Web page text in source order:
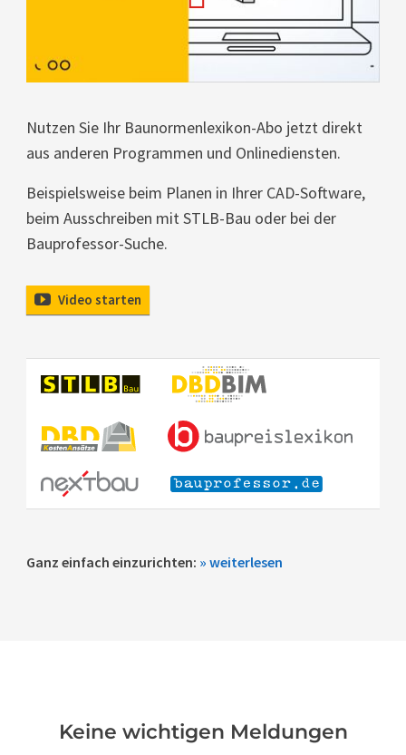
Nutzen Sie Ihr Baunormenlexikon-Abo jetzt direkt
aus anderen Programmen und Onlinediensten.
Beispielsweise beim Planen in Ihrer CAD-Software,
beim Ausschreiben mit STLB-Bau oder bei der
Bauprofessor-Suche.
Video starten
Ganz einfach einzurichten: » weiterlesen
Keine wichtigen Meldungen